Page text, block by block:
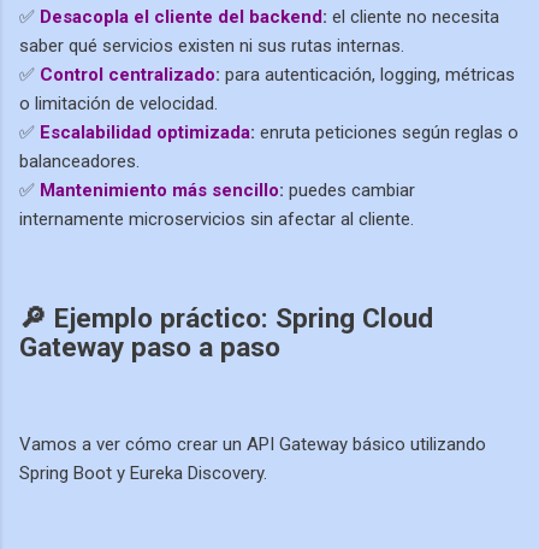
✅ Desacopla el cliente del backend: el cliente no necesita
saber qué servicios existen ni sus rutas internas.
✅ Control centralizado: para autenticación, logging, métricas
o limitación de velocidad.
✅ Escalabilidad optimizada: enruta peticiones según reglas o
balanceadores.
✅ Mantenimiento más sencillo: puedes cambiar
internamente microservicios sin afectar al cliente.
🔎 Ejemplo práctico: Spring Cloud
Gateway paso a paso
Vamos a ver cómo crear un API Gateway básico utilizando
Spring Boot y Eureka Discovery.